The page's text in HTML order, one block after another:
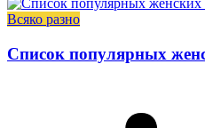
Всяко разно
Список популярных